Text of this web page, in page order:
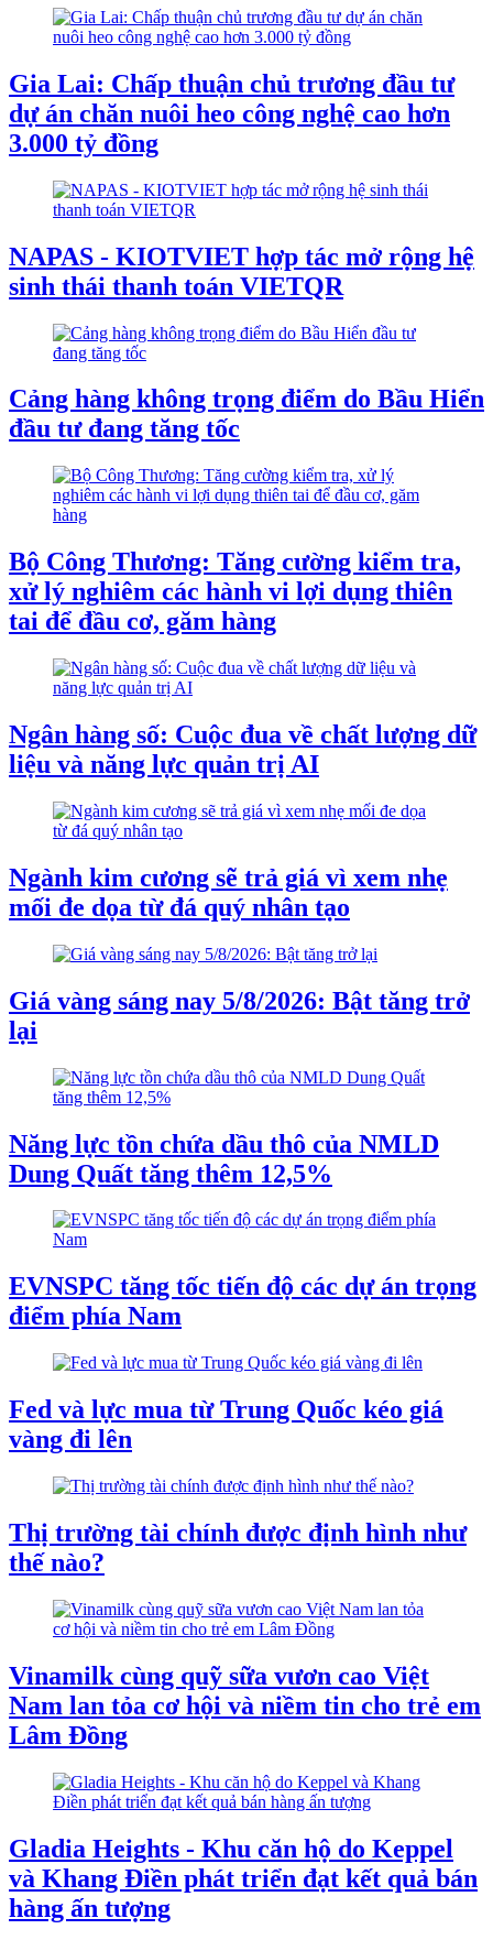
Gia Lai: Chấp thuận chủ trương đầu tư
dự án chăn nuôi heo công nghệ cao hơn
3.000 tỷ đồng
NAPAS - KIOTVIET hợp tác mở rộng hệ
sinh thái thanh toán VIETQR
Cảng hàng không trọng điểm do Bầu Hiển
đầu tư đang tăng tốc
Bộ Công Thương: Tăng cường kiểm tra,
xử lý nghiêm các hành vi lợi dụng thiên
tai để đầu cơ, găm hàng
Ngân hàng số: Cuộc đua về chất lượng dữ
liệu và năng lực quản trị AI
Ngành kim cương sẽ trả giá vì xem nhẹ
mối đe dọa từ đá quý nhân tạo
Giá vàng sáng nay 5/8/2026: Bật tăng trở
lại
Năng lực tồn chứa dầu thô của NMLD
Dung Quất tăng thêm 12,5%
EVNSPC tăng tốc tiến độ các dự án trọng
điểm phía Nam
Fed và lực mua từ Trung Quốc kéo giá
vàng đi lên
Thị trường tài chính được định hình như
thế nào?
Vinamilk cùng quỹ sữa vươn cao Việt
Nam lan tỏa cơ hội và niềm tin cho trẻ em
Lâm Đồng
Gladia Heights - Khu căn hộ do Keppel
và Khang Điền phát triển đạt kết quả bán
hàng ấn tượng